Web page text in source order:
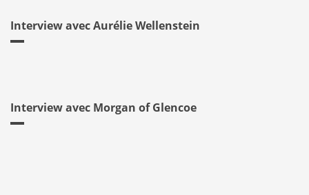
Interview avec Aurélie Wellenstein
Interview avec Morgan of Glencoe